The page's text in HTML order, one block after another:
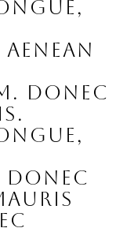
Donec